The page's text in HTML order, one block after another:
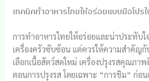
เทคนิคทำอาหารไทยให้อร่อยแบบมือโปร
การทำอาหารไทยให้อร่อยและน่าประทับใ
เครื่องครัวซับซ้อน แต่ควรให้ความสำคัญกั
เลือกเนื้อสัตว์สดใหม่ เครื่องปรุงรสคุณภา
ตอนการปรุงรส โดยเฉพาะ “การชิม” ก่อน